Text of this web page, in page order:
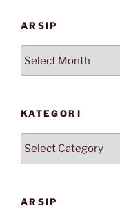
ARSIP
KATEGORI
Kategori
ARSIP